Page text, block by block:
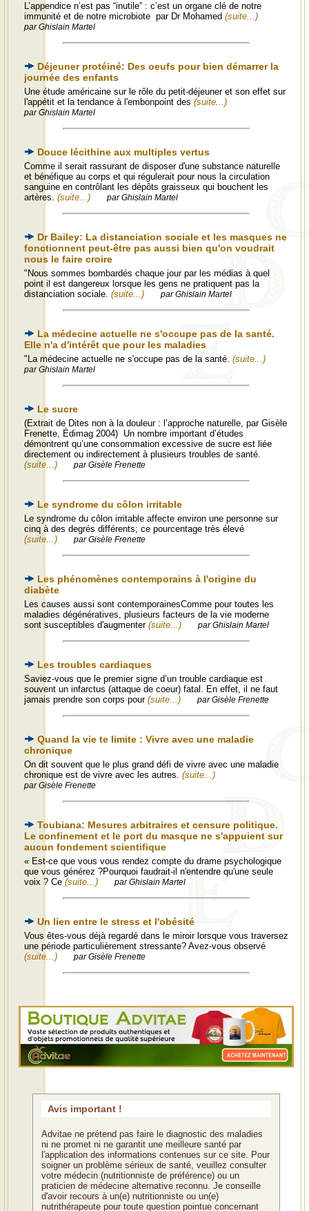
L’appendice n’est pas “inutile” : c’est un organe clé de notre
immunité et de notre microbiote par Dr Mohamed (suite...)
par Ghislain Martel
Déjeuner protéiné: Des oeufs pour bien démarrer la
journée des enfants
Une étude américaine sur le rôle du petit-déjeuner et son effet sur
l'appétit et la tendance à l'embonpoint des (suite...)
par Ghislain Martel
Douce lécithine aux multiples vertus
Comme il serait rassurant de disposer d'une substance naturelle
et bénéfique au corps et qui régulerait pour nous la circulation
sanguine en contrôlant les dépôts graisseux qui bouchent les
artères. (suite...) par Ghislain Martel
Dr Bailey: La distanciation sociale et les masques ne
fonctionnent peut-être pas aussi bien qu'on voudrait
nous le faire croire
"Nous sommes bombardés chaque jour par les médias à quel
point il est dangereux lorsque les gens ne pratiquent pas la
distanciation sociale. (suite...) par Ghislain Martel
La médecine actuelle ne s'occupe pas de la santé.
Elle n'a d'intérêt que pour les maladies
"La médecine actuelle ne s'occupe pas de la santé. (suite...)
par Ghislain Martel
Le sucre
(Extrait de Dites non à la douleur : l’approche naturelle, par Gisèle
Frenette, Édimag 2004) Un nombre important d’études
démontrent qu’une consommation excessive de sucre est liée
directement ou indirectement à plusieurs troubles de santé.
(suite...)
par Gisèle Frenette
Le syndrome du côlon irritable
Le syndrome du côlon irritable affecte environ une personne sur
cinq à des degrés différents; ce pourcentage très élevé
(suite...)
par Gisèle Frenette
Les phénomènes contemporains à l'origine du
diabète
Les causes aussi sont contemporainesComme pour toutes les
maladies dégénératives, plusieurs facteurs de la vie moderne
sont susceptibles d'augmenter (suite...) par Ghislain Martel
Les troubles cardiaques
Saviez-vous que le premier signe d’un trouble cardiaque est
souvent un infarctus (attaque de coeur) fatal. En effet, il ne faut
jamais prendre son corps pour (suite...) par Gisèle Frenette
Quand la vie te limite : Vivre avec une maladie
chronique
On dit souvent que le plus grand défi de vivre avec une maladie
chronique est de vivre avec les autres. (suite...)
par Gisèle Frenette
Toubiana: Mesures arbitraires et censure politique.
Le confinement et le port du masque ne s'appuient sur
aucun fondement scientifique
« Est-ce que vous vous rendez compte du drame psychologique
que vous générez ?Pourquoi faudrait-il n'entendre qu'une seule
voix ? Ce (suite...) par Ghislain Martel
Un lien entre le stress et l'obésité
Vous êtes-vous déjà regardé dans le miroir lorsque vous traversez
une période particulièrement stressante? Avez-vous observé
(suite...)
par Gisèle Frenette
Avis important !
Advitae ne prétend pas faire le diagnostic des maladies
ni ne promet ni ne garantit une meilleure santé par
l'application des informations contenues sur ce site. Pour
soigner un problème sérieux de santé, veuillez consulter
votre médecin (nutritionniste de préférence) ou un
praticien de médecine alternative reconnu. Je conseille
d'avoir recours à un(e) nutritionniste ou un(e)
nutrithérapeute pour toute question pointue concernant